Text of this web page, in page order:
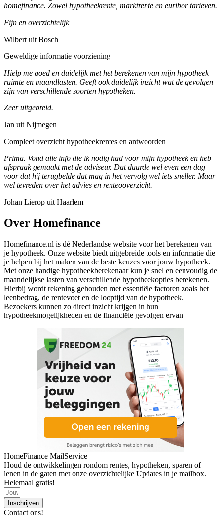
homefinance. Zowel hypotheekrente, marktrente en euribor tarieven.
Fijn en overzichtelijk
Wilbert uit Bosch
Geweldige informatie voorziening
Hielp me goed en duidelijk met het berekenen van mijn hypotheek
ruimte en maandlasten. Geeft ook duidelijk inzicht wat de gevolgen
zijn van verschillende soorten hypotheken.
Zeer uitgebreid.
Jan uit Nijmegen
Compleet overzicht hypotheekrentes en antwoorden
Prima. Vond alle info die ik nodig had voor mijn hypotheek en heb
afspraak gemaakt met de adviseur. Dat duurde wel even een dag
voor dat hij terugbelde dat mag in het vervolg wel iets sneller. Maar
wel tevreden over het advies en renteooverzicht.
Johan Lierop uit Haarlem
Over Homefinance
Homefinance.nl is dé Nederlandse website voor het berekenen van
je hypotheek. Onze website biedt uitgebreide tools en informatie die
je helpen bij het maken van de beste keuzes voor jouw hypotheek.
Met onze handige hypotheekberekenaar kun je snel en eenvoudig de
maandelijkse lasten van verschillende hypotheekopties berekenen.
Hierbij wordt rekening gehouden met essentiële factoren zoals het
leenbedrag, de rentevoet en de looptijd van de hypotheek.
Bezoekers kunnen zo direct inzicht krijgen in hun
hypotheekmogelijkheden en de financiële gevolgen ervan.
HomeFinance MailService
Houd de ontwikkelingen rondom rentes, hypotheken, sparen of
lenen in de gaten met onze overzichtelijke Updates in je mailbox.
Helemaal gratis!
Inschrijven
Contact ons!